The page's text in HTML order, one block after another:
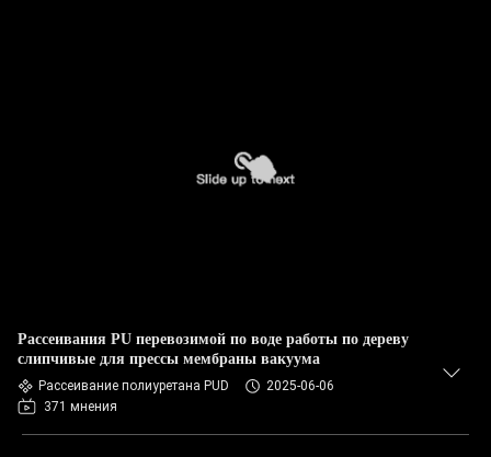
Рассеивания PU перевозимой по воде работы по дереву
слипчивые для прессы мембраны вакуума
Рассеивание полиуретана PUD
2025-06-06
371 мнения